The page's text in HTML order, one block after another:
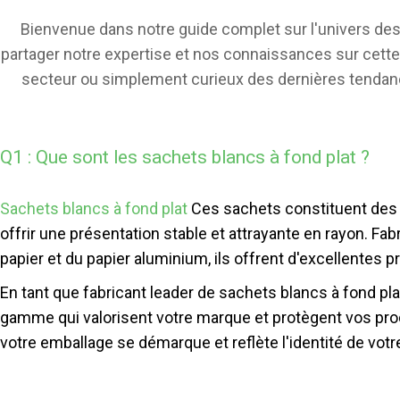
Bienvenue dans notre guide complet sur l'univers
partager notre expertise et nos connaissances sur
secteur ou simplement curieux des dernières
Q1 : Que sont les sachets blancs à fond plat ?
Sachets blancs à fond plat Ces sachets constituent
offrir une présentation stable et attrayante en rayon.
papier et du papier aluminium, ils offrent d'excellentes
En tant que fabricant leader de sachets blancs à fond
gamme qui valorisent votre marque et protègent vos
votre emballage se démarque et reflète l'identité de